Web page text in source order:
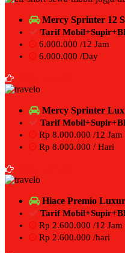
Mercy Sprinter 12
Tarif
6.000.000 /12 Jam
6.000.000 /Day
Mercy Sprinter
Tarif
Rp 8.000.000 /12 Jam
Rp 8.000.000 / Hari
Hiace Premio
Tarif
Rp 2.600.000 /12 Jam
Rp 2.600.000 /hari